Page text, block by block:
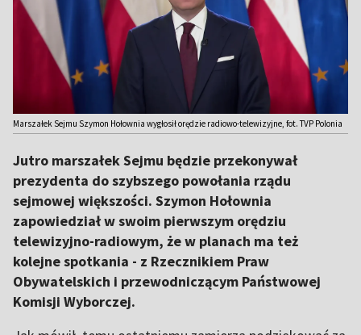
Marszałek Sejmu Szymon Hołownia wygłosił orędzie radiowo-telewizyjne, fot. TVP Polonia
Jutro marszałek Sejmu będzie przekonywał
prezydenta do szybszego powołania rządu
sejmowej większości. Szymon Hołownia
zapowiedział w swoim pierwszym orędziu
telewizyjno-radiowym, że w planach ma też
kolejne spotkania - z Rzecznikiem Praw
Obywatelskich i przewodniczącym Państwowej
Komisji Wyborczej.